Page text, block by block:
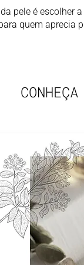
pele é escolher
quem aprecia